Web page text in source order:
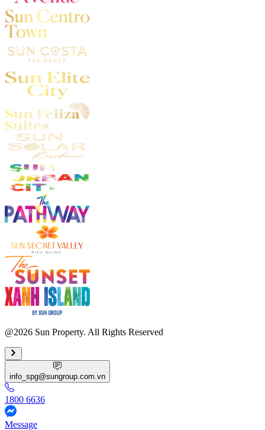
@2026 Sun Property. All Rights Reserved
info_spg@sungroup.com.vn
1800 6636
Message